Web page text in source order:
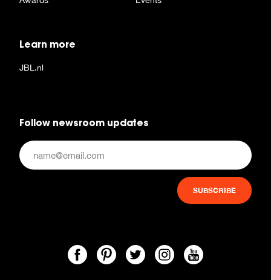
Learn more
JBL.nl
Follow newsroom updates